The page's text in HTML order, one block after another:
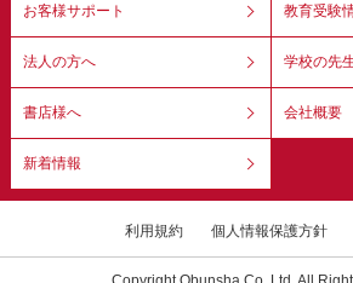
お客様サポート 教育受験
法人の方へ 学校の先
書店様へ 会社概要
新着情報
利用規約 個人情報保護方針